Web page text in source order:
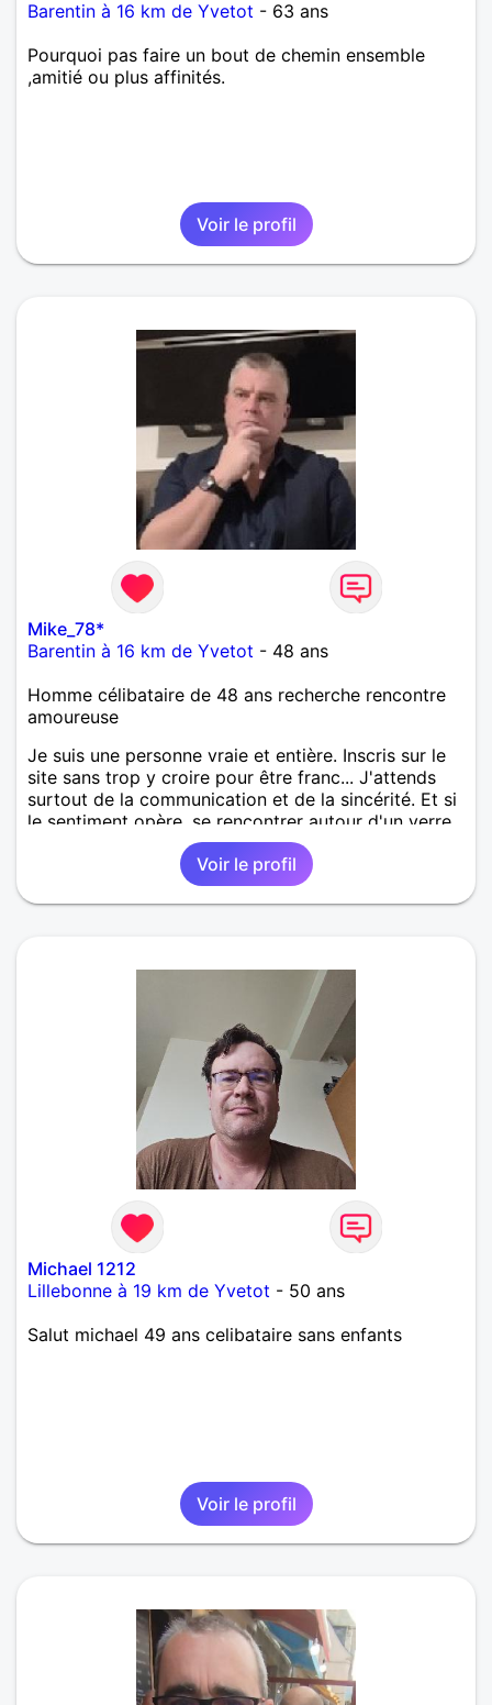
Barentin à 16 km de Yvetot - 63 ans
Pourquoi pas faire un bout de chemin ensemble
,amitié ou plus affinités.
Voir le profil
Mike_78*
Barentin à 16 km de Yvetot - 48 ans
Homme célibataire de 48 ans recherche rencontre
amoureuse
Je suis une personne vraie et entière. Inscris sur le
site sans trop y croire pour être franc... J'attends
surtout de la communication et de la sincérité. Et si
le sentiment opère, se rencontrer autour d'un verre
serait le bienvenu. Rien ne vaut une rencontre en
face à face plutôt que de se cacher derrière le
virtuel... Qu'en pensez-vous ?
Voir le profil
Michael 1212
Lillebonne à 19 km de Yvetot - 50 ans
Salut michael 49 ans celibataire sans enfants
Voir le profil